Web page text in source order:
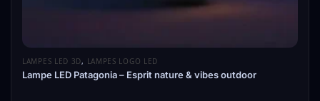
LAMPES LED 3D, LAMPES LOGO LED
Lampe LED Patagonia – Esprit nature & vibes outdoor